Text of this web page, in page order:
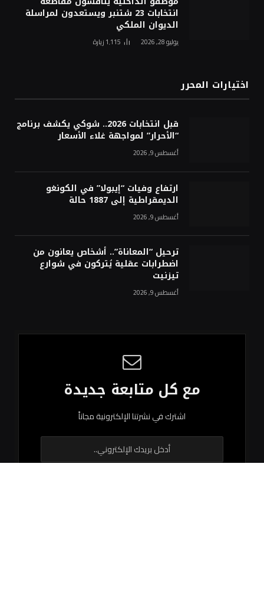
انتخابات 23 شتنبر ويستعدون لمراسلة
الديوان الملكي
يوليو 28, 2026 1٬115 زيارة
اختيارات المحرر
قبل انتخابات 2026.. شوكي يكشف برنامج
“الأحرار” لمواجهة غلاء الأسعار
أغسطس 9, 2026
ارتفاع وفيات “إيبولا” في الكونغو
الديمقراطية إلى 1887 حالة
أغسطس 9, 2026
ترحيل “المعاناة”.. أشخاص يعانون من
اضطرابات عقلية يُتركون في شوارع
تيزنيت
أغسطس 9, 2026
مع كل متابعة جديدة
اشترك في نشرتنا الإلكترونية مجاناً